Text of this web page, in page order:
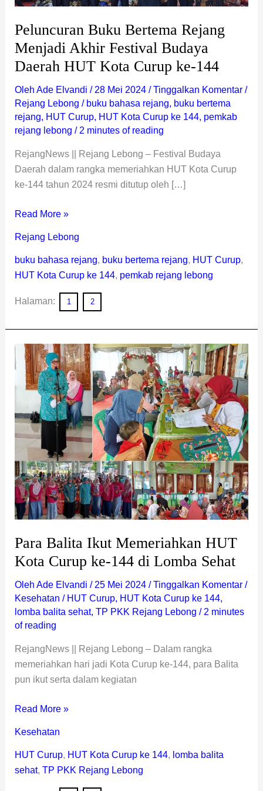
Peluncuran Buku Bertema Rejang
Menjadi Akhir Festival Budaya
Daerah HUT Kota Curup ke-144
Oleh Ade Elvandi / 28 Mei 2024 / Tinggalkan Komentar /
Rejang Lebong / buku bahasa rejang, buku bertema
rejang, HUT Curup, HUT Kota Curup ke 144, pemkab
rejang lebong / 2 minutes of reading
RejangNews || Rejang Lebong – Festival Budaya
Daerah dalam rangka memeriahkan HUT Kota Curup
ke-144 tahun 2024 resmi ditutup oleh […]
Curup
ke-
144
Read More »
Rejang Lebong
buku bahasa rejang, buku bertema rejang, HUT Curup,
HUT Kota Curup ke 144, pemkab rejang lebong
Halaman: 1 2
Para Balita Ikut Memeriahkan HUT
Kota Curup ke-144 di Lomba Sehat
Oleh Ade Elvandi / 25 Mei 2024 /Tinggalkan Komentar /
Kesehatan / HUT Curup, HUT Kota Curup ke 144,
lomba balita sehat, TP PKK Rejang Lebong / 2 minutes
of reading
RejangNews || Rejang Lebong – Dalam rangka
memeriahkan hari jadi Kota Curup ke-144, para Balita
pun ikut serta dalam kegiatan
Para
Balita
Ikut
Memeriahkan
HUT
Kota
Curup
144
di
Lomba
Sehat
Read More »
Kesehatan
HUT Curup, HUT Kota Curup ke 144, lomba balita
sehat, TP PKK Rejang Lebong